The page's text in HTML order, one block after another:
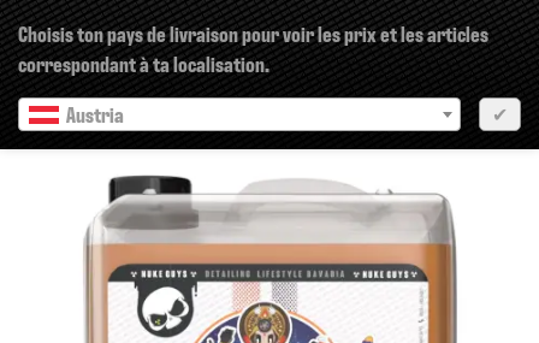
Choisis ton pays de livraison pour voir les prix et les articles
correspondant à ta localisation.
Austria
✔
pr?c?dent Prochain